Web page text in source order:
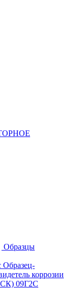
Образцы
Образец-
коррозии
09Г2С